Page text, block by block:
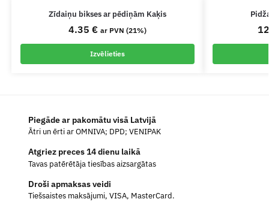
Zīdaiņu bikses ar pēdiņām Kaķis
4.35 € ar PVN (21%)
Izvēlieties
Piegāde ar pakomātu visā Latvijā
Ātri un ērti ar OMNIVA; DPD; VENIPAK
Atgriez preces 14 dienu laikā
Tavas patērētāja tiesības aizsargātas
Droši apmaksas veidi
Tiešsaistes maksājumi, VISA, MasterCard.